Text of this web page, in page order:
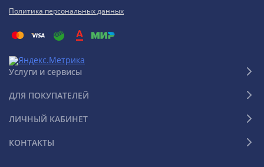
Политика персональных данных
Услуги и сервисы
ДЛЯ ПОКУПАТЕЛЕЙ
ЛИЧНЫЙ КАБИНЕТ
КОНТАКТЫ